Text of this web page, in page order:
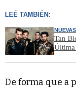
LEÉ TAMBIÉN:
Tan
Última
De forma que a